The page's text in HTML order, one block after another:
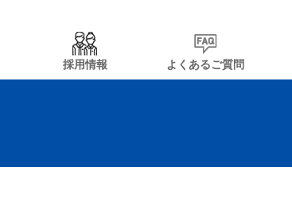
採用情報 よくあるご質問